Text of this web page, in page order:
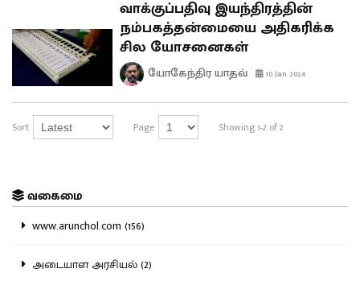
வாக்குப்பதிவு இயந்திரத்தின்
நம்பகத்தன்மையை அதிகரிக்க
சில யோசனைகள்
யோகேந்திர யாதவ் 10 Jan 2024
Sort Page Showing 1-2 of 2
வகைமை
www.arunchol.com (156)
அடையாள அரசியல் (2)